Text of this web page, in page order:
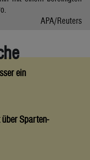
APA/Reuters
ein
über Sparten-